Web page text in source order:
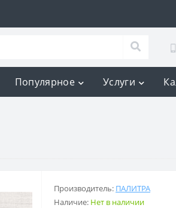
Популярное Услуги
Производитель: ПАЛИТРА
Наличие: Нет в наличии